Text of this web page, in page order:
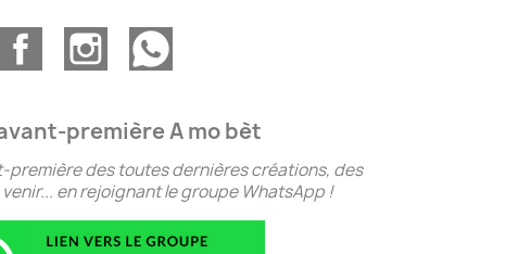
première A mo bèt
première des toutes dernières créations, des
en rejoignant le groupe WhatsApp !